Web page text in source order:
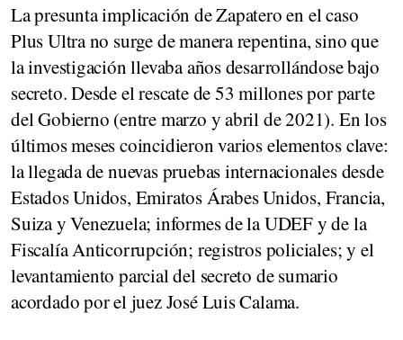
La presunta implicación de Zapatero en el caso
Plus Ultrano surge de manera repentina, sino que
la investigación llevaba años desarrollándose bajo
secreto. Desde el rescate de53 millonespor parte
del Gobierno (entre marzo y abril de 2021). En los
últimos meses coincidieron varios elementos clave:
la llegada de nuevas pruebas internacionales desde
Estados Unidos, Emiratos Árabes Unidos, Francia,
Suiza y Venezuela; informes de la UDEF y de la
Fiscalía Anticorrupción; registros policiales; y el
levantamiento parcial del secreto de sumario
acordado por el juez José Luis Calama.